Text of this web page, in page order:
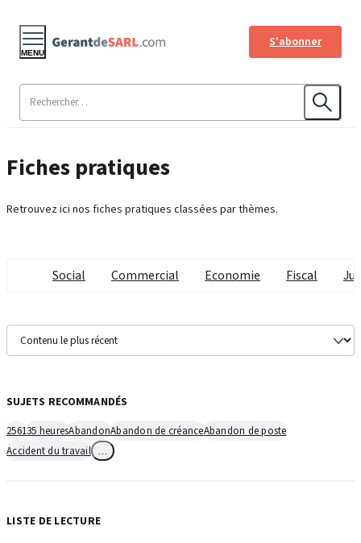
S'abonner
MENU
Fiches pratiques
Retrouvez ici nos fiches pratiques classées par thèmes.
Social Commercial Economie Fiscal
SUJETS RECOMMANDÉS
256135 heuresAbandonAbandon de créanceAbandon de poste
Accident du travail
LISTE DE LECTURE